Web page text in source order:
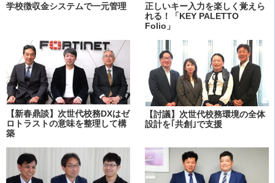
学校徴収金システムで一元管理
正しいキー入力を楽しく覚えら
れる！「KEY PALETTO
Folio」
【新春鼎談】次世代校務DXはゼ
ロトラストの意味を整理して構
築
【討議】次世代校務環境の全体
設計を｢共創｣で支援